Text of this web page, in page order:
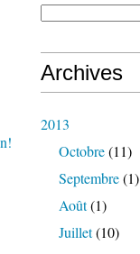
Archives
2013
Octobre(11)
Septembre(1)
Août(1)
Juillet(10)